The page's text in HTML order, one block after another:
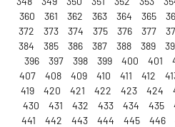
360
361 362 363 364 365
372
373 374 375 376 377
384
385 386 387 388 389
396
397 398 399 400 401
407
408 409 410 411 412
419
420 421 422 423 424
430
431 432 433 434 435
441
442 443 444 445 446